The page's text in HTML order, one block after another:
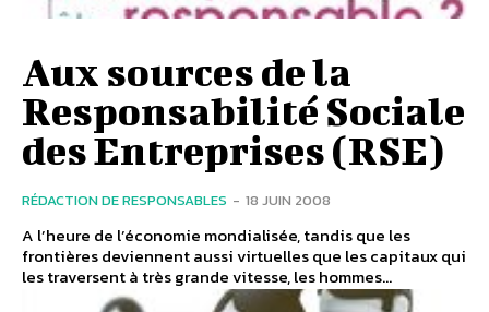
Aux sources de la
Responsabilité Sociale
des Entreprises (RSE)
RÉDACTION DE RESPONSABLES - 18 JUIN 2008
A l’heure de l’économie mondialisée, tandis que les
frontières deviennent aussi virtuelles que les capitaux qui
les traversent à très grande vitesse, les hommes...